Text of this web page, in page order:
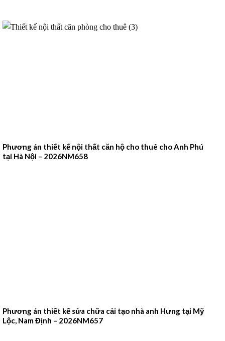
Phương án thiết kế nội thất căn hộ cho thuê cho Anh Phú
tại Hà Nội – 2026NM658
Phương án thiết kế sửa chữa cải tạo nhà anh Hưng tại Mỹ
Lộc, Nam Định – 2026NM657